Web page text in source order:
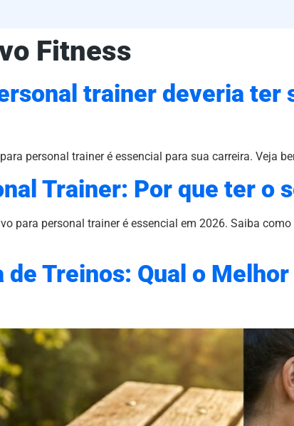
Fitness
trainer deveria ter
personal trainer é essencial para sua carreira. Veja
Trainer: Por que ter o
para personal trainer é essencial em 2026. Saiba
de Treinos: Qual o